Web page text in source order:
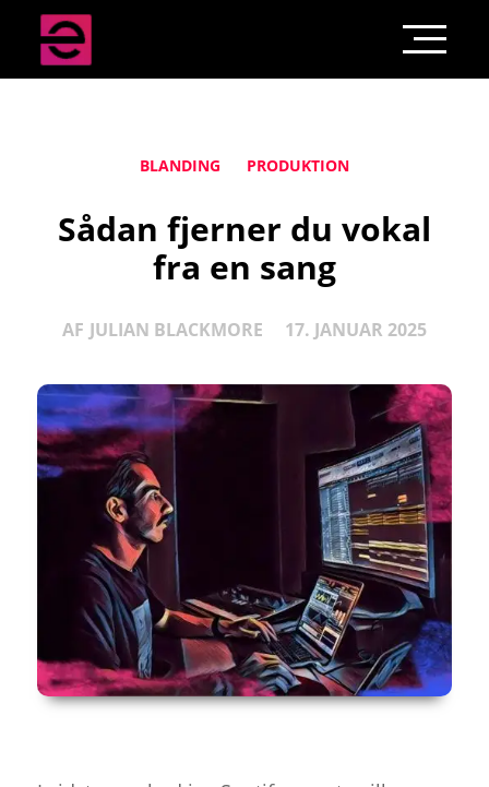
BLANDING PRODUKTION
Sådan fjerner du vokal
fra en sang
AF JULIAN BLACKMORE 17. JANUAR 2025